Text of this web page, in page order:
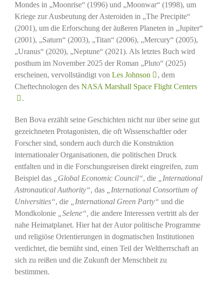
Mondes in „Moonrise“ (1996) und „Moonwar“ (1998), um
Kriege zur Ausbeutung der Asteroiden in „The Precipite“
(2001), um die Erforschung der äußeren Planeten in „Jupiter“
(2001), „Saturn“ (2003), „Titan“ (2006), „Mercury“ (2005),
„Uranus“ (2020), „Neptune“ (2021). Als letztes Buch wird
posthum im November 2025 der Roman „Pluto“ (2025)
erscheinen, vervollständigt von Les Johnson
, dem
Cheftechnologen des NASA Marshall Space Flight Centers
.
Ben Bova erzählt seine Geschichten nicht nur über seine gut
gezeichneten Protagonisten, die oft Wissenschaftler oder
Forscher sind, sondern auch durch die Konstruktion
internationaler Organisationen, die politischen Druck
entfalten und in die Forschungsreisen direkt eingreifen, zum
Beispiel das
„Global Economic Council“, die„International
Astronautical Authority“, das
„International Consortium of
Universities“, die„International Green Party“ und die
Mondkolonie„Selene“, die andere Interessen vertritt als der
nahe Heimatplanet. Hier hat der Autor politische Programme
und religiöse Orientierungen in dogmatischen Institutionen
verdichtet, die bemüht sind, einen Teil der Weltherrschaft an
sich zu reißen und die Zukunft der Menschheit zu
bestimmen.